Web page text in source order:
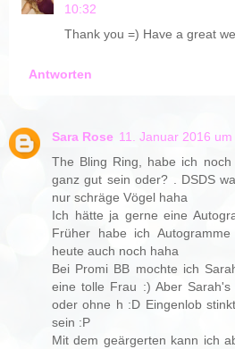
10:32
Thank you =) Have a great
Antworten
Sara Rose 11. Januar 2016 um
The Bling Ring, habe ich
ganz gut sein oder? . DSDS
nur schräge Vögel haha
Ich hätte ja gerne eine
Früher habe ich
heute auch noch haha
Bei Promi BB mochte ich
eine tolle Frau :) Aber
oder ohne h :D Eingenlob
sein :P
Mit dem geärgerten kann ich